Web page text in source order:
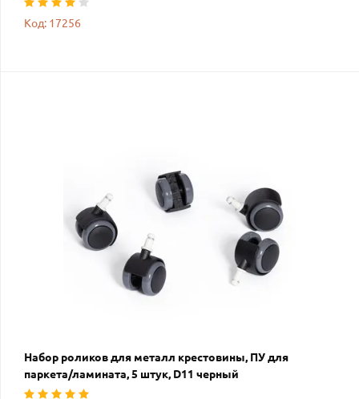
Код: 17256
Набор роликов для металл крестовины, ПУ для
паркета/ламината, 5 штук, D11 черный